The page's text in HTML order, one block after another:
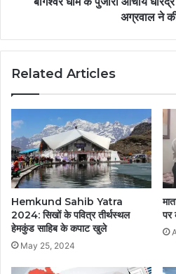
अग्रवाल ने
Related Articles
Hemkund Sahib Yatra
2024: सिखों के पवित्र तीर्थस्थल
हेमकुंड साहिब के कपाट खुले
May 25, 2024
पर